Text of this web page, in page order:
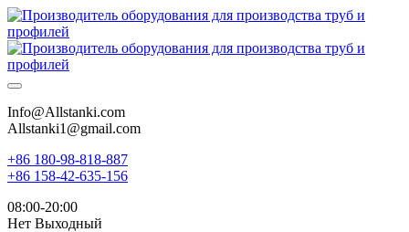
Info@Allstanki.com
Allstanki1@gmail.com
+86 180-98-818-887
+86 158-42-635-156
08:00-20:00
Нет Выходный